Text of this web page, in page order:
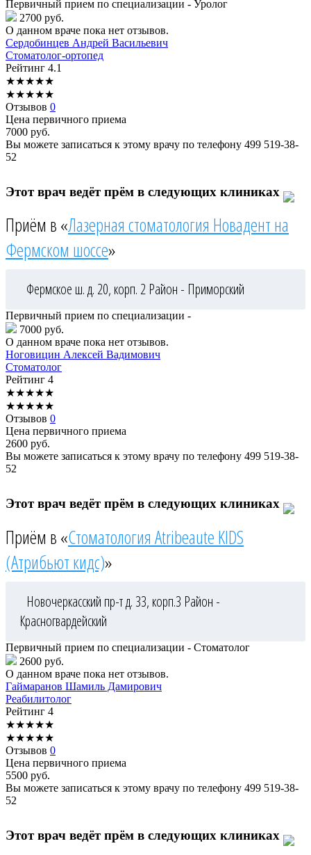
Первичный прием по специализации - Уролог
2700 руб.
О данном враче пока нет отзывов.
Сердобинцев Андрей Васильевич
Стоматолог-ортопед
Рейтинг 4.1
★★★★★
★★★★★
Отзывов 0
Цена первичного приема
7000 руб.
Вы можете записаться к этому врачу по телефону 499 519-38-
52
Этот врач ведёт прём в следующих клиниках
Приём в «Лазерная стоматология Новадент на
Фермском шоссе»
Фермское ш. д. 20, корп. 2 Район - Приморский
Первичный прием по специализации -
7000 руб.
О данном враче пока нет отзывов.
Ноговицин Алексей Вадимович
Стоматолог
Рейтинг 4
★★★★★
★★★★★
Отзывов 0
Цена первичного приема
2600 руб.
Вы можете записаться к этому врачу по телефону 499 519-38-
52
Этот врач ведёт прём в следующих клиниках
Приём в «Стоматология Atribeaute KIDS
(Атрибьют кидс)»
Новочеркасский пр-т д. 33, корп.3 Район -
Красногвардейский
Первичный прием по специализации - Стоматолог
2600 руб.
О данном враче пока нет отзывов.
Гаймаранов Шамиль Дамирович
Реабилитолог
Рейтинг 4
★★★★★
★★★★★
Отзывов 0
Цена первичного приема
5500 руб.
Вы можете записаться к этому врачу по телефону 499 519-38-
52
Этот врач ведёт прём в следующих клиниках